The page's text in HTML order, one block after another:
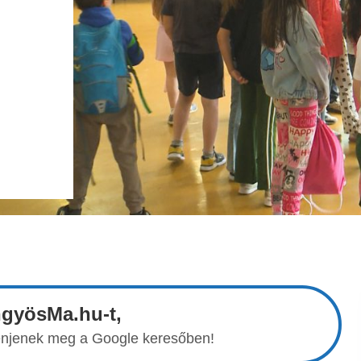
t,
meg a Google keresőben!